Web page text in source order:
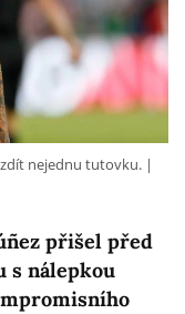
přišel před
s nálepkou
nejednu tutovku.